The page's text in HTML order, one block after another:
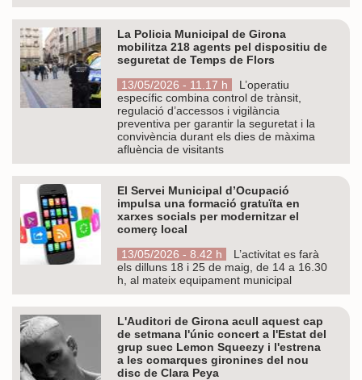
La Policia Municipal de Girona
mobilitza 218 agents pel dispositiu de
seguretat de Temps de Flors
13/05/2026 - 11.17 h
L’operatiu
específic combina control de trànsit,
regulació d’accessos i vigilància
preventiva per garantir la seguretat i la
convivència durant els dies de màxima
afluència de visitants
El Servei Municipal d’Ocupació
impulsa una formació gratuïta en
xarxes socials per modernitzar el
comerç local
13/05/2026 - 8.42 h
L’activitat es farà
els dilluns 18 i 25 de maig, de 14 a 16.30
h, al mateix equipament municipal
L'Auditori de Girona acull aquest cap
de setmana l'únic concert a l'Estat del
grup suec Lemon Squeezy i l'estrena
a les comarques gironines del nou
disc de Clara Peya